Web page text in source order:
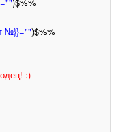
№}}="")$%%
:)